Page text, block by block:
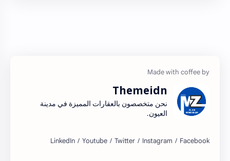
Themeidn
نحن متخصصون بالعقارات المميزة في مدينة
العيون.